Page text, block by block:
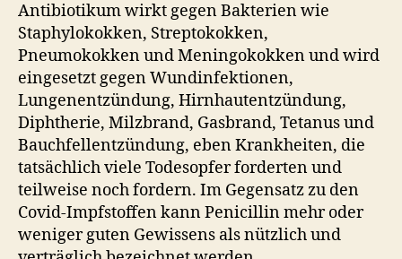
Antibiotikum wirkt gegen Bakterien wie
Staphylokokken, Streptokokken,
Pneumokokken und Meningokokken und wird
eingesetzt gegen Wundinfektionen,
Lungenentzündung, Hirnhautentzündung,
Diphtherie, Milzbrand, Gasbrand, Tetanus und
Bauchfellentzündung, eben Krankheiten, die
tatsächlich viele Todesopfer forderten und
teilweise noch fordern. Im Gegensatz zu den
Covid-Impfstoffen kann Penicillin mehr oder
weniger guten Gewissens als nützlich und